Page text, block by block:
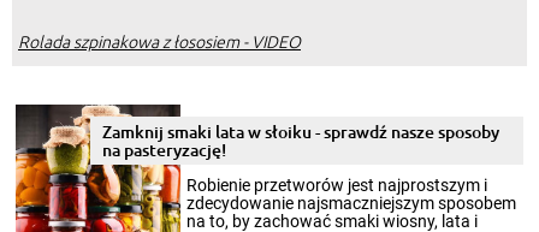
Rolada szpinakowa z łososiem - VIDEO
Zamknij smaki lata w słoiku - sprawdź nasze sposoby
na pasteryzację!
Robienie przetworów jest najprostszym i
zdecydowanie najsmaczniejszym sposobem
na to, by zachować smaki wiosny, lata i